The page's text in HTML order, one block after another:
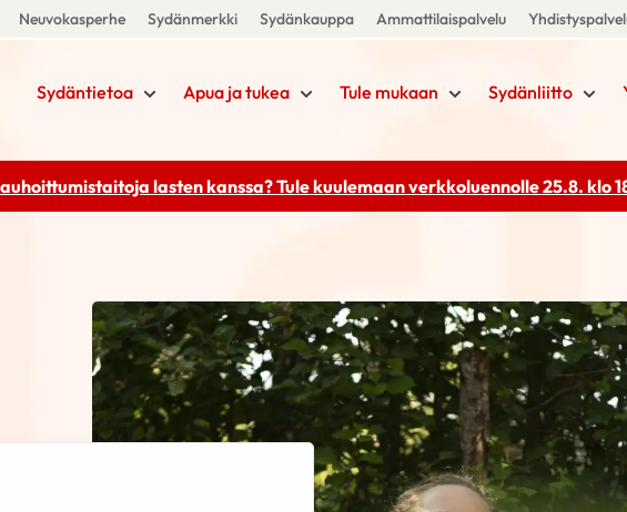
Neuvokasperhe Sydänmerkki Sydänkauppa Ammattilaispalvelu
Sydäntietoa Apua ja tukea Tule mukaan Sydänliitto
lasten kanssa? Tule kuulemaanverkkoluennolle 25.8. klo